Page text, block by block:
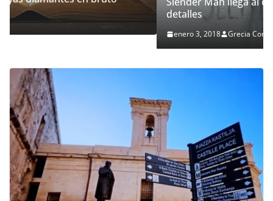
Slender Man llega al cine y te mostramos todos
detalles